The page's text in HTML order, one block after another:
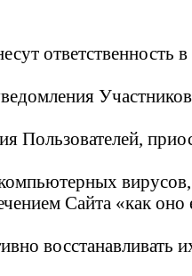
ответственность в
Пользователей,
Сайта «как оно
восстанавливать